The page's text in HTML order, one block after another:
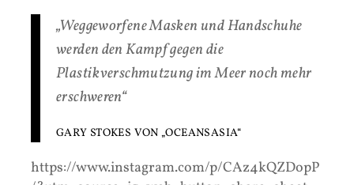
„Weggeworfene Masken und Handschuhe
werden den Kampf gegen die
Plastikverschmutzung im Meer noch mehr
erschweren“
GARY STOKES VON „OCEANSASIA“
https://www.instagram.com/p/CAz4kQZDopP